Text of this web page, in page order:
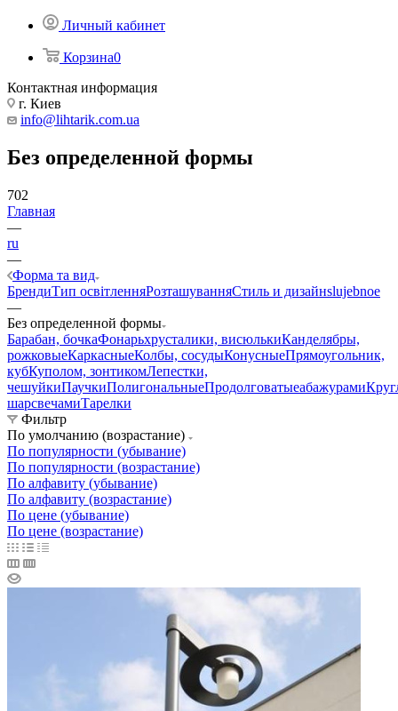
Личный кабинет
Корзина0
Контактная информация
г. Киев
info@lihtarik.com.ua
Без определенной формы
702
Главная
—
ru
—
Форма та вид
БрендиТип освітленняРозташуванняСтиль и дизайнslujebnoe
—
Без определенной формы
Барабан, бочкаФонарьхрусталики, висюлькиКанделябры,
рожковыеКаркасныеКолбы, сосудыКонусныеПрямоугольник,
кубКуполом, зонтикомЛепестки,
чешуйкиПаучкиПолигональныеПродолговатыеабажурами
шарсвечамиТарелки
Фильтр
По умолчанию (возрастание)
По популярности (убывание)
По популярности (возрастание)
По алфавиту (убывание)
По алфавиту (возрастание)
По цене (убывание)
По цене (возрастание)